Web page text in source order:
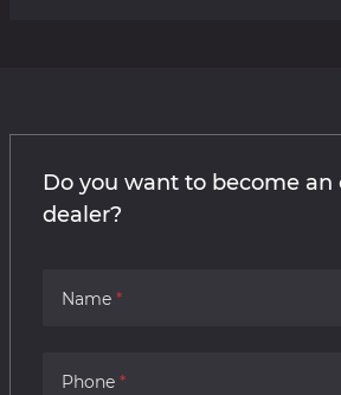
Do you want to become an
dealer?
Name
Phone